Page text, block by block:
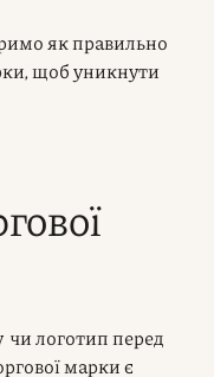
як правильно
щоб уникнути
чи логотип перед
маркиє